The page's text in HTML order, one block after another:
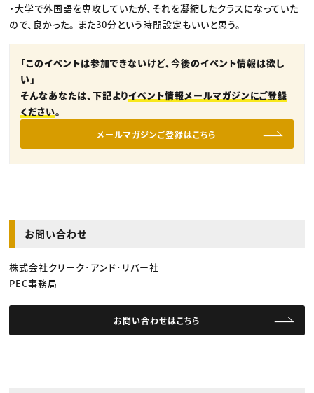
・大学で外国語を専攻していたが、それを凝縮したクラスになっていた
ので、良かった。 また30分という時間設定もいいと思う。
「このイベントは参加できないけど、今後のイベント情報は欲し
い」
そんなあなたは、下記よりイベント情報メールマガジンにご登録
ください。
メールマガジンご登録はこちら
お問い合わせ
株式会社クリーク･アンド･リバー社
PEC事務局
お問い合わせはこちら